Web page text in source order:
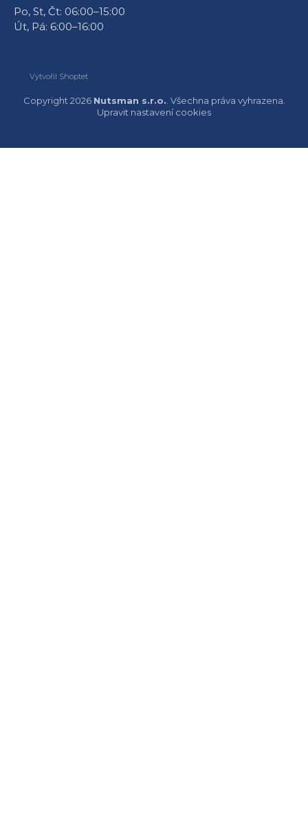
Po, St, Čt: 06:00–15:00
Út, Pá: 6:00–16:00
Vytvořil Shoptet
Copyright 2026 Nutsman s.r.o. . Všechna práva vyhrazena.
Upravit nastavení cookies